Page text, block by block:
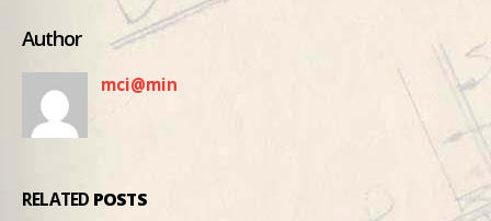
Author
mci@min
RELATED POSTS